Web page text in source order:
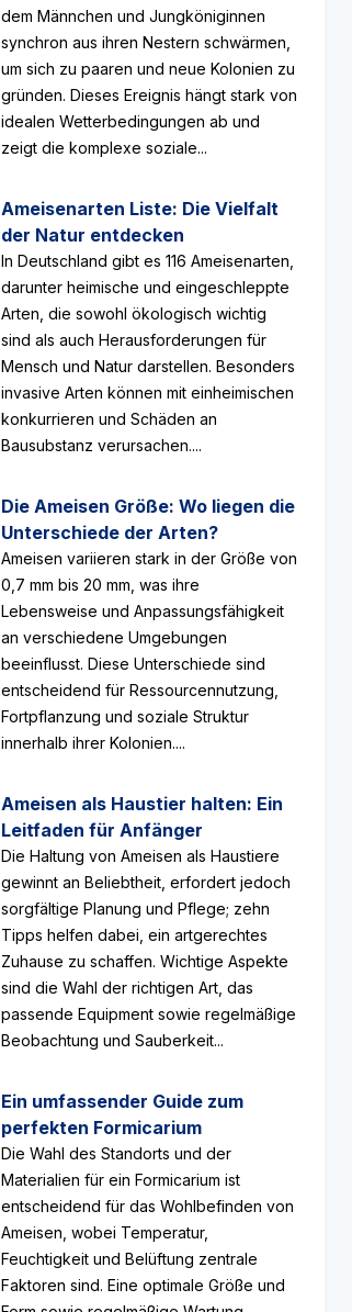
dem Männchen und Jungköniginnen
synchron aus ihren Nestern schwärmen,
um sich zu paaren und neue Kolonien zu
gründen. Dieses Ereignis hängt stark von
idealen Wetterbedingungen ab und
zeigt die komplexe soziale...
Ameisenarten Liste: Die Vielfalt
der Natur entdecken
In Deutschland gibt es 116 Ameisenarten,
darunter heimische und eingeschleppte
Arten, die sowohl ökologisch wichtig
sind als auch Herausforderungen für
Mensch und Natur darstellen. Besonders
invasive Arten können mit einheimischen
konkurrieren und Schäden an
Bausubstanz verursachen....
Die Ameisen Größe: Wo liegen die
Unterschiede der Arten?
Ameisen variieren stark in der Größe von
0,7 mm bis 20 mm, was ihre
Lebensweise und Anpassungsfähigkeit
an verschiedene Umgebungen
beeinflusst. Diese Unterschiede sind
entscheidend für Ressourcennutzung,
Fortpflanzung und soziale Struktur
innerhalb ihrer Kolonien....
Ameisen als Haustier halten: Ein
Leitfaden für Anfänger
Die Haltung von Ameisen als Haustiere
gewinnt an Beliebtheit, erfordert jedoch
sorgfältige Planung und Pflege; zehn
Tipps helfen dabei, ein artgerechtes
Zuhause zu schaffen. Wichtige Aspekte
sind die Wahl der richtigen Art, das
passende Equipment sowie regelmäßige
Beobachtung und Sauberkeit...
Ein umfassender Guide zum
perfekten Formicarium
Die Wahl des Standorts und der
Materialien für ein Formicarium ist
entscheidend für das Wohlbefinden von
Ameisen, wobei Temperatur,
Feuchtigkeit und Belüftung zentrale
Faktoren sind. Eine optimale Größe und